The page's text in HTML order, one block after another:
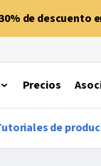
de descuento
Precios
de